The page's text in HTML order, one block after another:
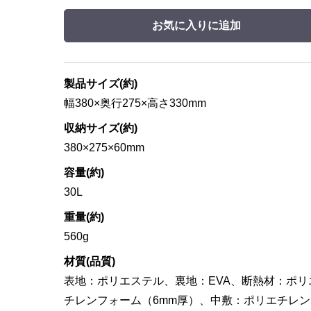
お気に入りに追加
製品サイズ(約)
幅380×奥行275×高さ330mm
収納サイズ(約)
380×275×60mm
容量(約)
30L
重量(約)
560g
材質(品質)
表地：ポリエステル、裏地：EVA、断熱材：ポリ
チレンフォーム（6mm厚）、中敷：ポリエチレン